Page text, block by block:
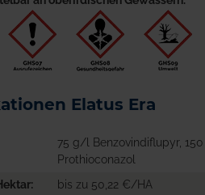
Elatus Era
75 g/l Benzovindiflupyr,
Prothioconazol
bis zu 50,22 €/HA